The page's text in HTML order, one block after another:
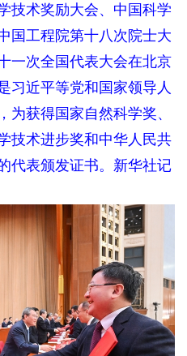
技术奖励大会、中国科学
国工程院第十八次院士大
一次全国代表大会在北京
习近平等党和国家领导人
为获得国家自然科学奖、
技术进步奖和中华人民共
代表颁发证书。新华社记